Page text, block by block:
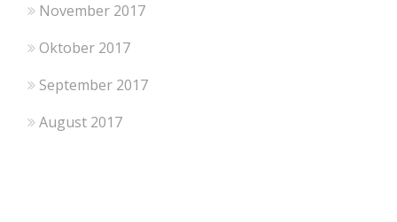
November 2017
Oktober 2017
September 2017
August 2017